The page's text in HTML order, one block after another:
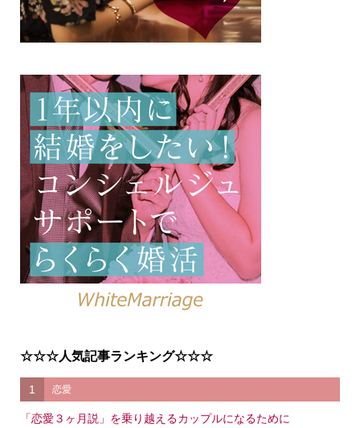
☆☆☆人気記事ランキング☆☆☆
1 恋愛
「恋愛３ヶ月説」を乗り越えるカップルになるために